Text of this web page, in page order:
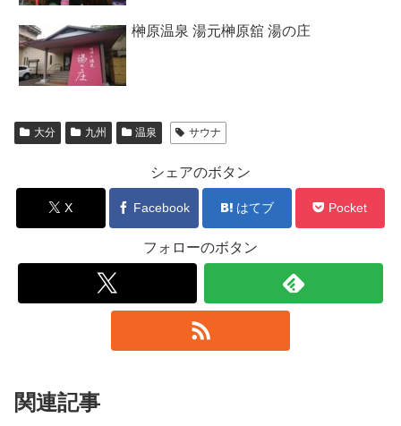
榊原温泉 湯元榊原舘 湯の庄
大分 九州 温泉 サウナ
シェアのボタン
X Facebook はてブ Pocket
フォローのボタン
関連記事